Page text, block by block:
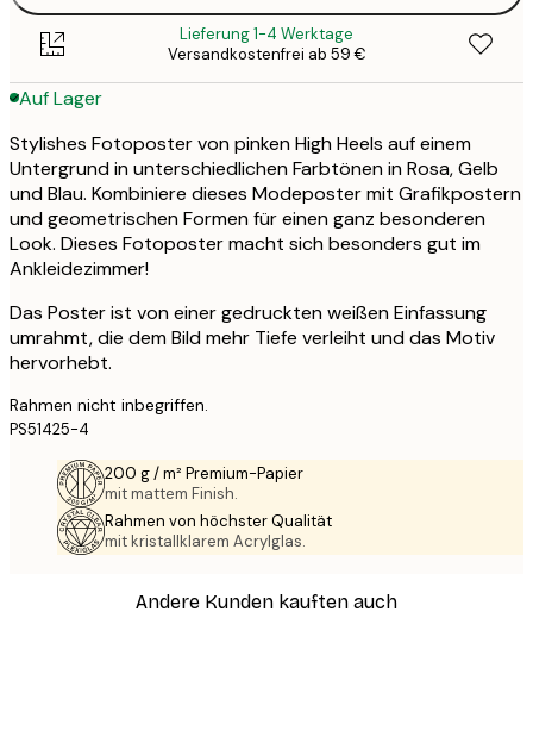
Lieferung 1-4 Werktage
Versandkostenfrei ab 59 €
Auf Lager
Stylishes Fotoposter von pinken High Heels auf einem
Untergrund in unterschiedlichen Farbtönen in Rosa, Gelb
und Blau. Kombiniere dieses Modeposter mit Grafikpostern
und geometrischen Formen für einen ganz besonderen
Look. Dieses Fotoposter macht sich besonders gut im
Ankleidezimmer!
Das Poster ist von einer gedruckten weißen Einfassung
umrahmt, die dem Bild mehr Tiefe verleiht und das Motiv
hervorhebt.
Rahmen nicht inbegriffen.
PS51425-4
200 g / m² Premium-Papier
mit mattem Finish.
Rahmen von höchster Qualität
mit kristallklarem Acrylglas.
Andere Kunden kauften auch